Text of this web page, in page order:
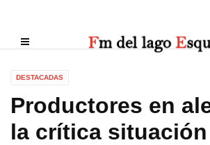
DESTACADAS
Productores en
la crítica situación